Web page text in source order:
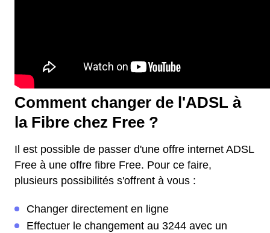
Comment changer de l'ADSL à
la Fibre chez Free ?
Il est possible de passer d'une offre internet ADSL
Free à une offre fibre Free. Pour ce faire,
plusieurs possibilités s'offrent à vous :
Changer directement en ligne
Effectuer le changement au 3244 avec un